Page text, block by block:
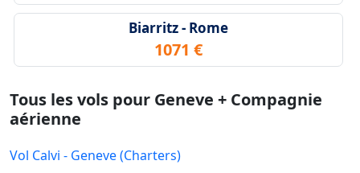
Biarritz - Rome
1071 €
Tous les vols pour Geneve + Compagnie
aérienne
Vol Calvi - Geneve (Charters)